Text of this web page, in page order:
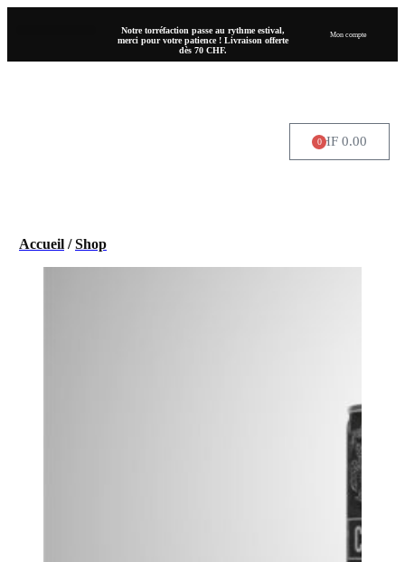
Notre torréfaction passe au rythme estival,
merci pour votre patience ! Livraison offerte
dès 70 CHF.
Mon compte
CHF 0.00
0
Accueil /Shop